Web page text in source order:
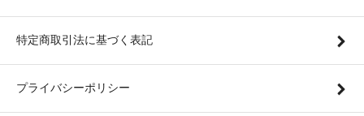
特定商取引法に基づく表記
プライバシーポリシー